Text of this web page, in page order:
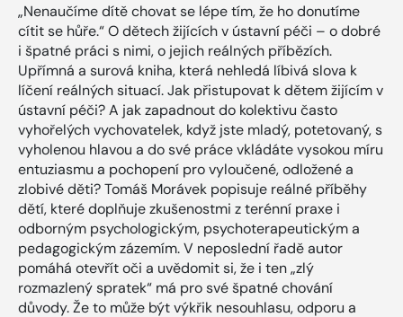
„Nenaučíme dítě chovat se lépe tím, že ho donutíme
cítit se hůře.“ O dětech žijících v ústavní péči – o dobré
i špatné práci s nimi, o jejich reálných příbězích.
Upřímná a surová kniha, která nehledá líbivá slova k
líčení reálných situací. Jak přistupovat k dětem žijícím v
ústavní péči? A jak zapadnout do kolektivu často
vyhořelých vychovatelek, když jste mladý, potetovaný, s
vyholenou hlavou a do své práce vkládáte vysokou míru
entuziasmu a pochopení pro vyloučené, odložené a
zlobivé děti? Tomáš Morávek popisuje reálné příběhy
dětí, které doplňuje zkušenostmi z terénní praxe i
odborným psychologickým, psychoterapeutickým a
pedagogickým zázemím. V neposlední řadě autor
pomáhá otevřít oči a uvědomit si, že i ten „zlý
rozmazlený spratek“ má pro své špatné chování
důvody. Že to může být výkřik nesouhlasu, odporu a